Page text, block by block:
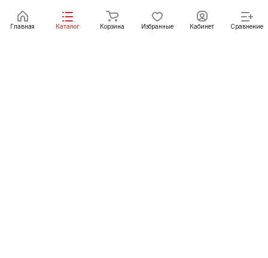
Главная Каталог Корзина Избранные Кабинет Сравнение